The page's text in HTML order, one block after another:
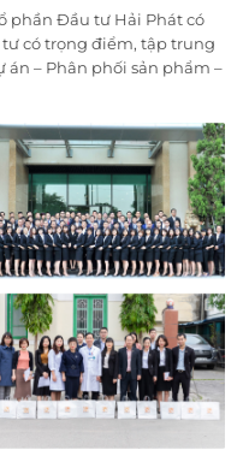
phần Đầu tư Hải Phát có
có trọng điểm, tập trung
án – Phân phối sản phẩm –